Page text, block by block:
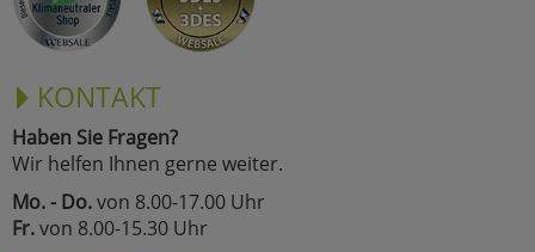
KONTAKT
Haben Sie Fragen?
Wir helfen Ihnen gerne weiter.
Mo. - Do.von 8.00-17.00 Uhr
Fr.von 8.00-15.30 Uhr